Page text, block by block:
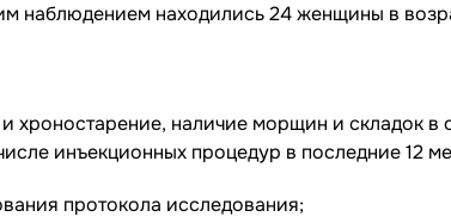
наблюдением находились 24 женщины в
наличие морщин и складок в
инъекционных процедур в последние 12
протокола исследования;